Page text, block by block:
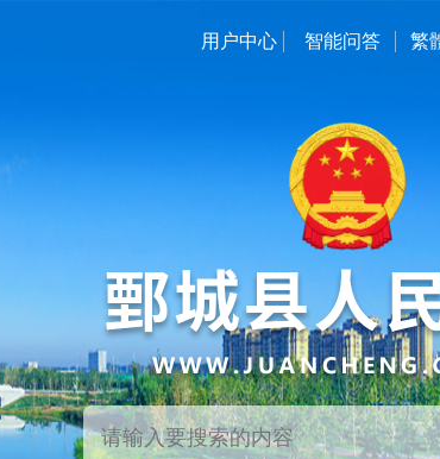
用户中心 智能问答 繁